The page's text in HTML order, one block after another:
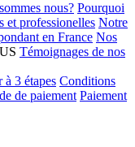
nous? Pourquoi
et professionelles Notre
en France Nos
Témoignages de nos
à 3 étapes Conditions
de paiement Paiement